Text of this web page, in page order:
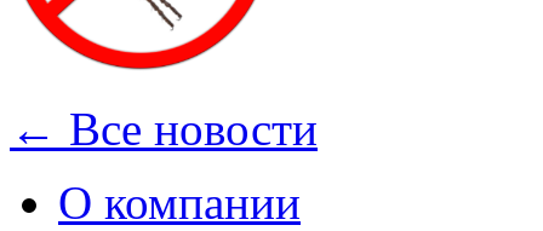
← Все новости
О компании